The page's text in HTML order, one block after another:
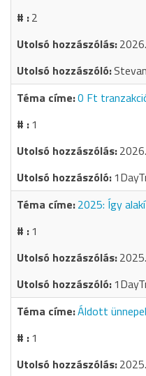
2
0 Ft
1
2025: Így
1
Áldott
1